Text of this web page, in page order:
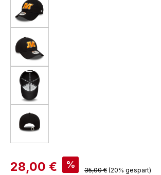
Verkaufspreis:
28,00 € % Regulärer Preis:
35,00 € (20% gespart)